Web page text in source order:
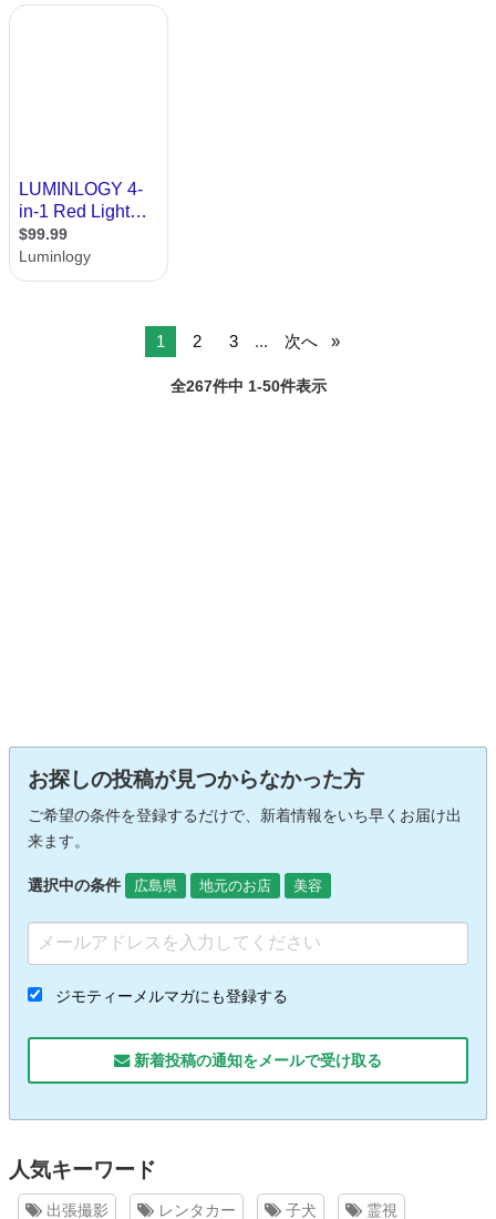
1 2 3 ... 次へ
全267件中 1-50件表示
お探しの投稿が見つからなかった方
ご希望の条件を登録するだけで、新着情報をいち早くお届け出
来ます。
選択中の条件 広島県 地元のお店 美容
ジモティーメルマガにも登録する
新着投稿の通知をメールで受け取る
人気キーワード
出張撮影 レンタカー 子犬 霊視